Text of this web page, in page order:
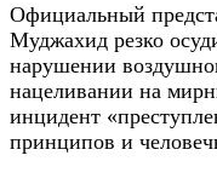
Официальный
Муджахид резко
нарушении
нацеливании на
инцидент
принципов и